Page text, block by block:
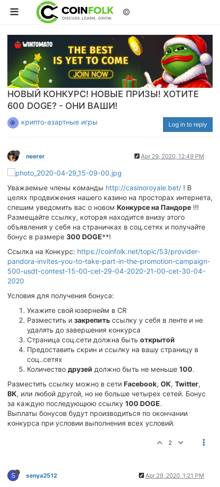
©
НОВЫЙ КОНКУРС! НОВЫЕ ПРИЗЫ! ХОТИТЕ
600 DOGE? - ОНИ ВАШИ!
крипто-азартные игры Log in to reply
neerer Apr 29, 2020, 12:49 PM
Уважаемые члены команды http://casinoroyale.bet/ ! В
целях продвижения нашего казино на просторах интернета,
спешим уведомить вас о новом Конкурсе на Пандоре !!!
Размещайте ссылку, которая находится внизу этого
объявления у себя на страничках в соц.сетях и получайте
бонус в размере 300 DOGE**!
Ссылка на Конкурс: https://coinfolk.net/topic/53/provider-
pandora-invites-you-to-take-part-in-the-promotion-campaign-
500-usdt-contest-15-00-cet-29-04-2020-21-00-cet-30-04-
2020
Условия для получения бонуса:
Укажите свой юзернейм в CR
Разместить и закрепить ссылку у себя в ленте и не
удалять до завершения конкурса
Страница соц.сети должна быть открытой
Предоставить скрин и ссылку на вашу страницу в
соц..сетях
Количество друзей должно быть не меньше 100.
Разместить ссылку можно в сети Facebook, ОК, Twitter,
ВК, или любой другой, но не больше четырех сетей. Бонус
за каждую последующюю ссылку 100 DOGE.
Выплаты бонусов будут производиться по окончании
конкурса при условии выполнения всех условий.
2
S senya2512 Apr 29, 2020, 1:21 PM